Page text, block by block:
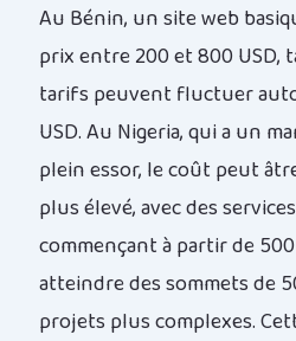
Au Bénin, un site web
prix entre 200 et 800 USD,
tarifs peuvent fluctuer
USD. Au Nigeria, qui a un
plein essor, le coût peut
plus élevé, avec des
commençant à partir de
atteindre des sommets de
projets plus complexes.